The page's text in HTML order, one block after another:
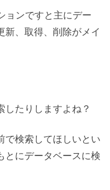
ョンですと主にデー
新、取得、削除がメイ
したりしますよね？
で検索してほしいとい
とにデータベースに検